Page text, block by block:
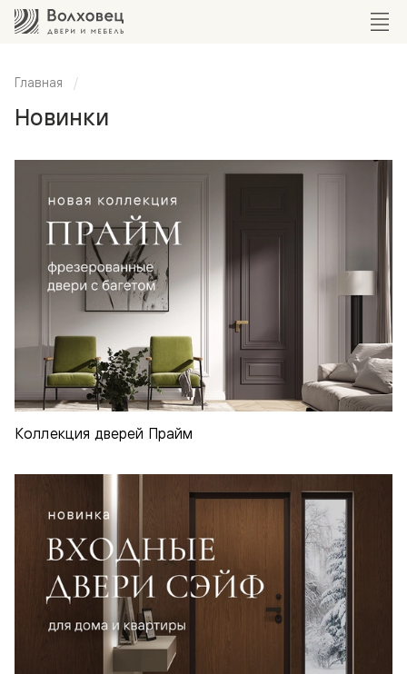
Главная
Новинки
Коллекция дверей Прайм